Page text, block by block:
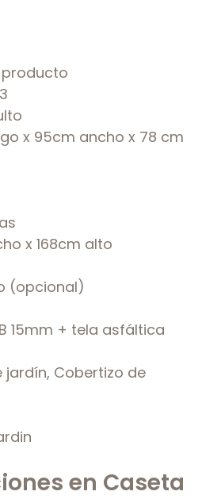
producto
x 95cm ancho x 78 cm
x 168cm alto
(opcional)
15mm + tela asfáltica
jardín, Cobertizo de
en Caseta